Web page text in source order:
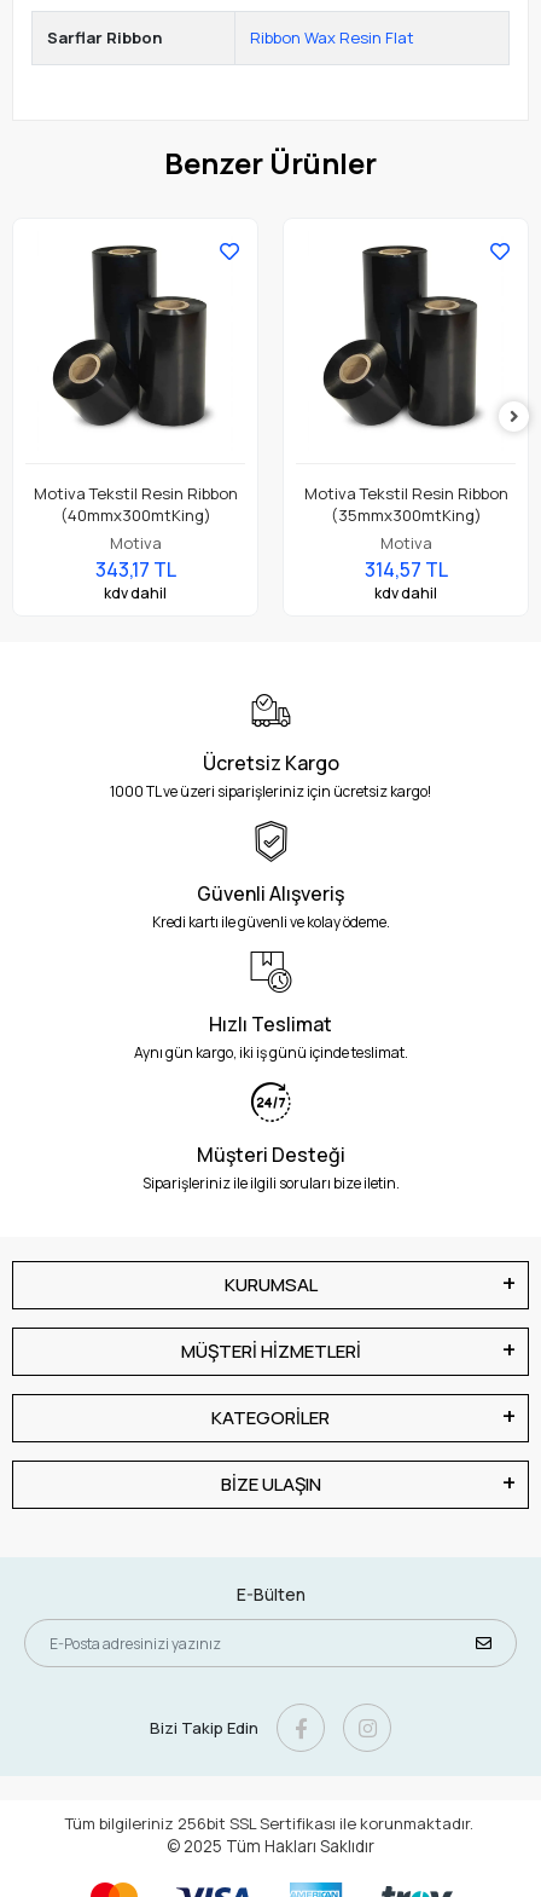
Sarflar Ribbon Ribbon Wax Resin Flat
Benzer Ürünler
Motiva Tekstil Resin Ribbon
(40mmx300mtKing)
Motiva
343,17 TL
kdv dahil
Motiva Tekstil Resin Ribbon
(35mmx300mtKing)
Motiva
314,57 TL
kdv dahil
Ücretsiz Kargo
1000 TL ve üzeri siparişleriniz için ücretsiz kargo!
Güvenli Alışveriş
Kredi kartı ile güvenli ve kolay ödeme.
Hızlı Teslimat
Aynı gün kargo, iki iş günü içinde teslimat.
Müşteri Desteği
Siparişleriniz ile ilgili soruları bize iletin.
KURUMSAL
MÜŞTERİ HİZMETLERİ
KATEGORİLER
BİZE ULAŞIN
E-Bülten
Bizi Takip Edin
Tüm bilgileriniz 256bit SSL Sertifikası ile korunmaktadır.
© 2025 Tüm Hakları Saklıdır